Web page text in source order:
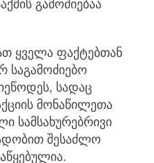
გამოძიებაა
ყველა ფაქტებთან
საგამოძიებო
სადაც
მონაწილეთა
სამსახურებრივი
შესაძლო